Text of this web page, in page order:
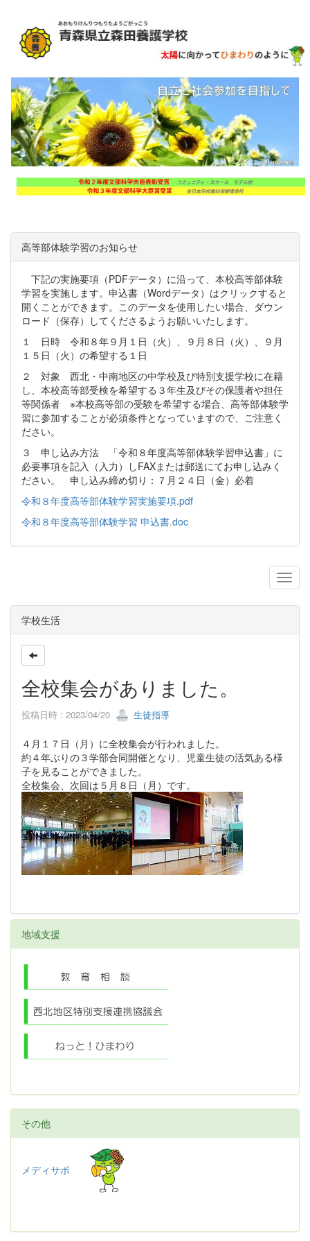
高等部体験学習のお知らせ
下記の実施要項（PDFデータ）に沿って、本校高等部体験
学習を実施します。申込書（Wordデータ）はクリックすると
開くことができます。このデータを使用したい場合、ダウン
ロード（保存）してくださるようお願いいたします。
１ 日時 令和８年９月１日（火）、９月８日（火）、９月
１５日（火）の希望する１日
２ 対象 西北・中南地区の中学校及び特別支援学校に在籍
し、本校高等部受検を希望する３年生及びその保護者や担任
等関係者 ※本校高等部の受験を希望する場合、高等部体験学
習に参加することが必須条件となっていますので、ご注意く
ださい。
３ 申し込み方法 「令和８年度高等部体験学習申込書」に
必要事項を記入（入力）しFAXまたは郵送にてお申し込みく
ださい。 申し込み締め切り：７月２４日（金）必着
令和８年度高等部体験学習実施要項.pdf
令和８年度高等部体験学習 申込書.doc
学校生活
全校集会がありました。
投稿日時 : 2023/04/20 生徒指導
４月１７日（月）に全校集会が行われました。
約４年ぶりの３学部合同開催となり、児童生徒の活気ある様
子を見ることができました。
全校集会、次回は５月８日（月）です。
地域支援
その他
メディサポ